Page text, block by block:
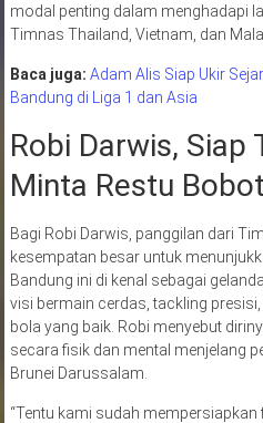
modal penting dalam menghadapi
Timnas Thailand, Vietnam, dan
Baca juga: Adam Alis Siap Ukir
Bandung di Liga 1 dan Asia
Robi Darwis, Siap
Minta Restu
Bagi Robi Darwis, panggilan dari
kesempatan besar untuk
Bandung ini di kenal sebagai
visi bermain cerdas, tackling
bola yang baik. Robi menyebut
secara fisik dan mental menjelang
Brunei Darussalam.
“Tentu kami sudah